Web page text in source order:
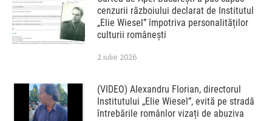
cenzurii războiului declarat de Institutul
„Elie Wiesel” împotriva personalităților
culturii românești
2 iulie 2026
(VIDEO) Alexandru Florian, directorul
Institutului „Elie Wiesel”, evită pe stradă
întrebările românlor vizați de abuziva